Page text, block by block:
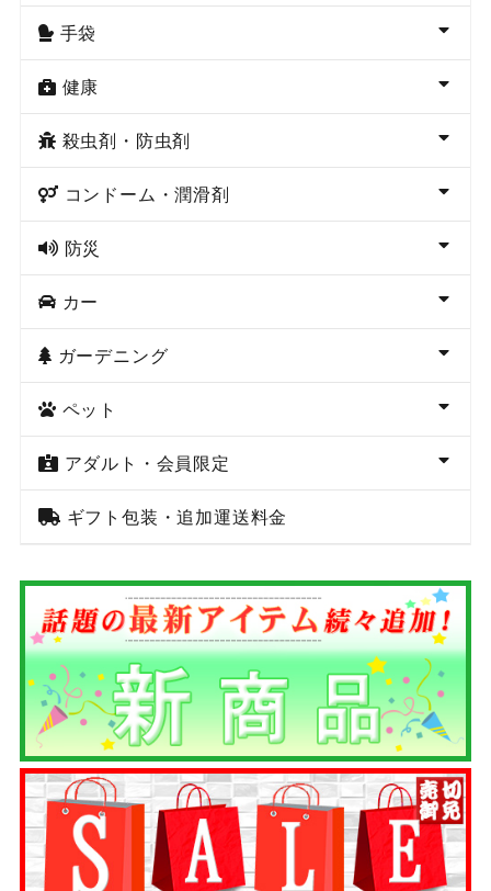
手袋
健康
殺虫剤・防虫剤
コンドーム・潤滑剤
防災
カー
ガーデニング
ペット
アダルト・会員限定
ギフト包装・追加運送料金